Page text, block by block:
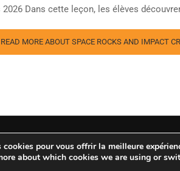
2026 Dans cette leçon, les élèves
READ MORE ABOUT SPACE ROCKS AND IMPACT
réservés.
pour vous offrir la meilleure
about which cookies we are using or